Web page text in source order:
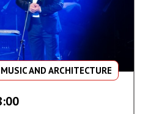
AND ARCHITECTURE